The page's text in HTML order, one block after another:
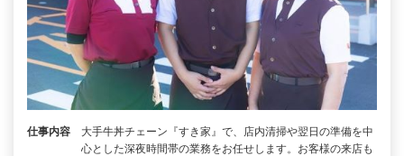
仕事内容
大手牛丼チェーン『すき家』で、店内清掃や翌日の準備を中
心とした深夜時間帯の業務をお任せします。お客様の来店も